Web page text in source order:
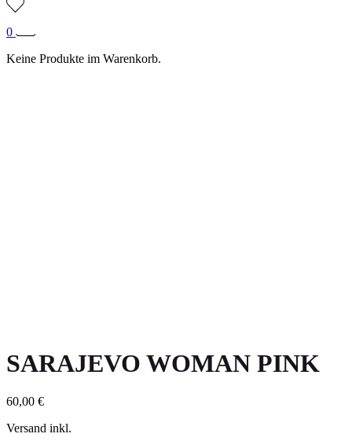
0
Keine Produkte im Warenkorb.
SARAJEVO WOMAN PINK
60,00 €
Versand inkl.